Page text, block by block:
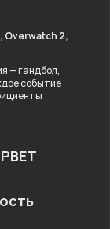
Overwatch 2,
— гандбол,
событие